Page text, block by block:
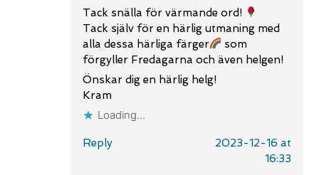
Tack snälla för värmande ord!
Tack själv för en härlig utmaning med
alla dessa härliga färger
som
förgyller Fredagarna och även helgen!
Önskar dig en härlig helg!
Kram
Loading...
Reply
2023-12-16 at
16:33